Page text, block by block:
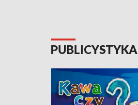
PUBLICYSTYKA